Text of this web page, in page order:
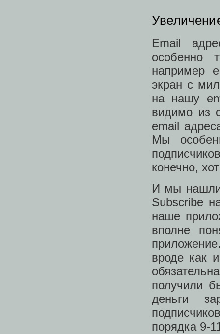
Email
особенно
например
экран с
на нашу
видимо из
email
Мы
конечно,
И мы нашли
Subscribe
наше
вполне
вроде как
получили
деньги
порядка 9-